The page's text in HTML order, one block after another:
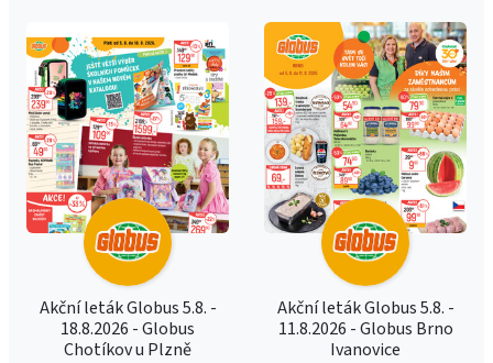
Akční leták Globus 5.8. -
18.8.2026 - Globus
Chotíkov u Plzně
Akční leták Globus 5.8. -
11.8.2026 - Globus Brno
Ivanovice